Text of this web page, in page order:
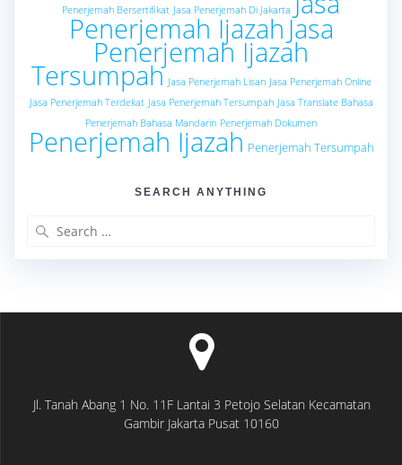
Penerjemah Bersertifikat Jasa Penerjemah Di Jakarta
Penerjemah Ijazah Jasa
Penerjemah Ijazah
Tersumpah Jasa Penerjemah Lisan Jasa Penerjemah Online
Jasa Penerjemah Terdekat Jasa Penerjemah Tersumpah Jasa Translate Bahasa
Penerjemah Bahasa Mandarin Penerjemah Dokumen
Penerjemah Ijazah Penerjemah Tersumpah
SEARCH ANYTHING
Jl. Tanah Abang 1 No. 11F Lantai 3 Petojo Selatan Kecamatan
Gambir Jakarta Pusat 10160